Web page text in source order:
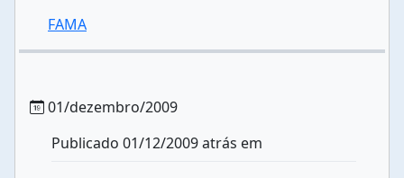
FAMA
01/dezembro/2009
Publicado 01/12/2009 atrás em